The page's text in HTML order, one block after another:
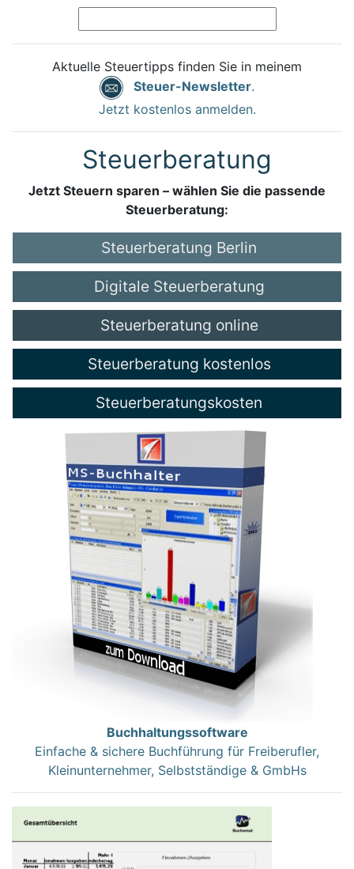
Aktuelle Steuertipps finden Sie in meinem
Steuer-Newsletter.
Jetzt kostenlos anmelden.
Steuerberatung
Jetzt Steuern sparen – wählen Sie die passende
Steuerberatung:
Steuerberatung Berlin
Digitale Steuerberatung
Steuerberatung online
Steuerberatung kostenlos
Steuerberatungskosten
Buchhaltungssoftware
Einfache & sichere Buchführung für Freiberufler,
Kleinunternehmer, Selbstständige & GmbHs